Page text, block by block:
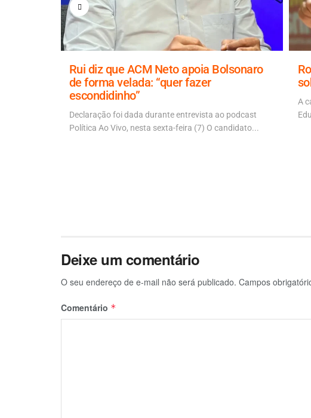
Rui diz que ACM Neto apoia Bolsonaro
de forma velada: “quer fazer
escondidinho”
Declaração foi dada durante entrevista ao podcast
Política Ao Vivo, nesta sexta-feira (7) O candidato...
A
Deixe um comentário
O seu endereço de e-mail não será publicado. Campos
Comentário *